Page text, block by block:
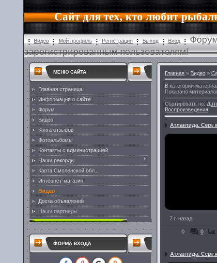
Сайт для тех, кто любит
Видео Мой профиль Регистрация Выход Вход
зарегистрированным пользователям!
МЕНЮ САЙТА
Главная страница
Информация о сайте
Форум
Видео
Книга отзывов
Фотоальбомы
Контакты с администрацией
Наши рекорды
Карта Смоленской обл...
Интернет-магазин
Видео
Доска объявлений
Наши партнеры
ФОРМА ВХОДА
Главная » Видео »
В категории
Показано
Сортировать по:
Воспроизведения
Атлантида.
7 г. назад
0 0
Атлантида.